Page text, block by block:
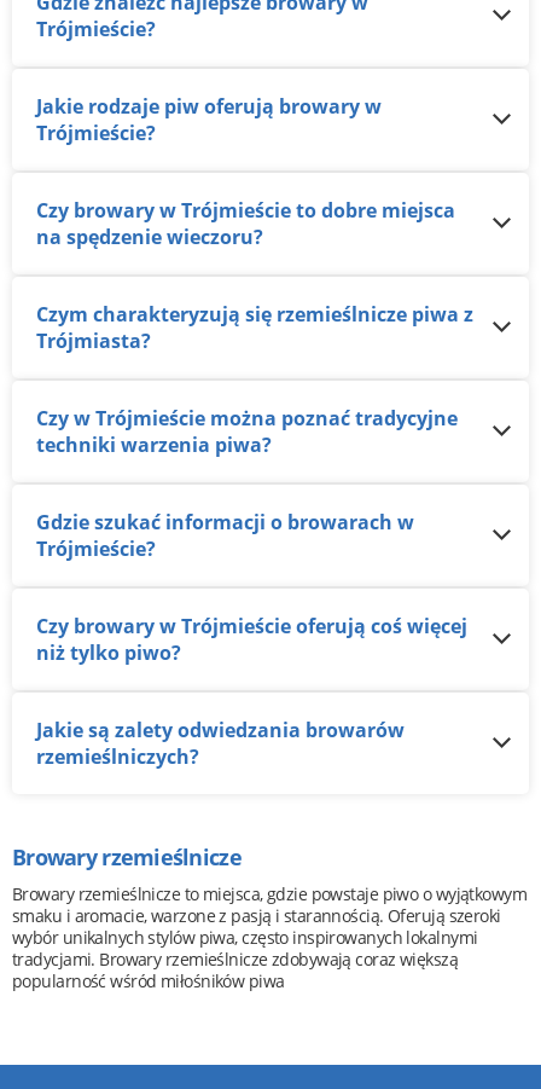
Trójmieście?
Jakie rodzaje piw oferują browary w
Trójmieście?
Czy browary w Trójmieście to dobre miejsca
na spędzenie wieczoru?
Czym charakteryzują się rzemieślnicze piwa z
Trójmiasta?
Czy w Trójmieście można poznać tradycyjne
techniki warzenia piwa?
Gdzie szukać informacji o browarach w
Trójmieście?
Czy browary w Trójmieście oferują coś więcej
niż tylko piwo?
Jakie są zalety odwiedzania browarów
rzemieślniczych?
Browary rzemieślnicze
Browary rzemieślnicze to miejsca, gdzie powstaje piwo o wyjątkowym
smaku i aromacie, warzone z pasją i starannością. Oferują szeroki
wybór unikalnych stylów piwa, często inspirowanych lokalnymi
tradycjami. Browary rzemieślnicze zdobywają coraz większą
popularność wśród miłośników piwa